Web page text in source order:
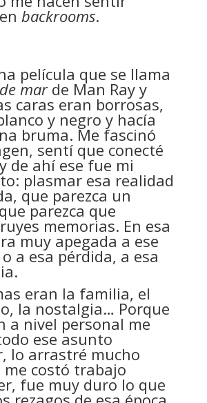
backrooms.
película que se llama
marde Man Ray y
caras eran borrosas,
y negro y hacía
bruma. Me fascinó
sentí que conecté
de ahí ese fue mi
plasmar esa realidad
que parezca un
parezca que
memorias. En esa
muy apegada a ese
a esa pérdida, a esa
eran la familia, el
la nostalgia… Porque
a nivel personal me
ese asunto
lo arrastré mucho
me costó trabajo
fue muy duro lo que